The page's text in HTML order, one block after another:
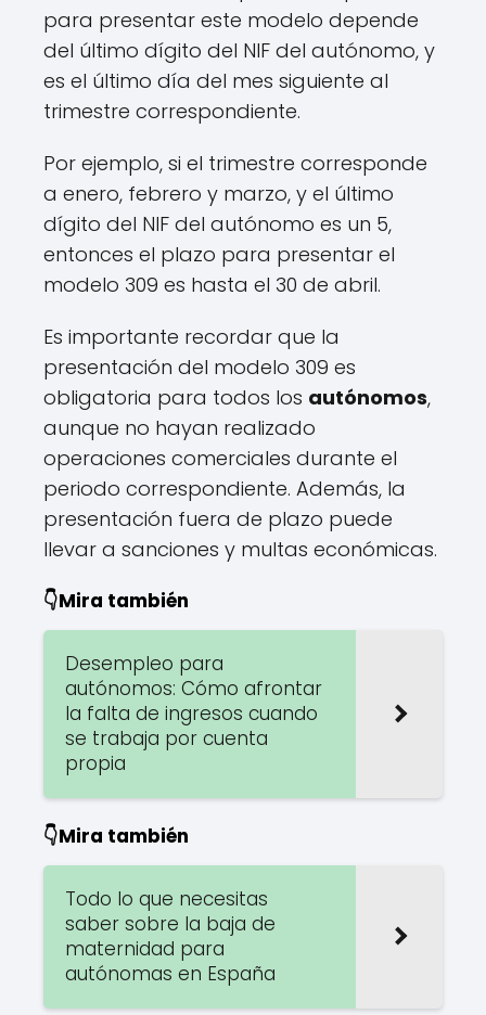
para presentar este modelo depende
del último dígito del NIF del autónomo, y
es el último día del mes siguiente al
trimestre correspondiente.
Por ejemplo, si el trimestre corresponde
a enero, febrero y marzo, y el último
dígito del NIF del autónomo es un 5,
entonces el plazo para presentar el
modelo 309 es hasta el 30 de abril.
Es importante recordar que la
presentación del modelo 309 es
obligatoria para todos los autónomos,
aunque no hayan realizado
operaciones comerciales durante el
periodo correspondiente. Además, la
presentación fuera de plazo puede
llevar a sanciones y multas económicas.
👇Mira también
Desempleo para
autónomos: Cómo afrontar
la falta de ingresos cuando
se trabaja por cuenta
propia
👇Mira también
Todo lo que necesitas
saber sobre la baja de
maternidad para
autónomas en España